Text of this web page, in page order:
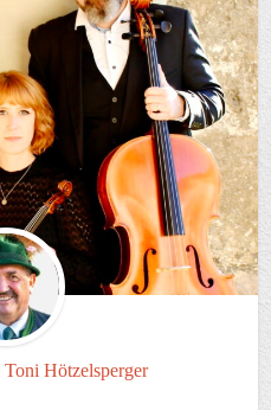
Toni Hötzelsperger